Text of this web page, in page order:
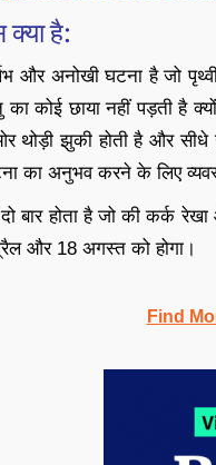
क्या है:
और अनोखी घटना है जो पृथ्वी
कोई छाया नहीं पड़ती है
ओर थोड़ी झुकी होती है और
का अनुभव करने के लिए
बार होता है जो की कर्क
और 18 अगस्त को होगा।
Find